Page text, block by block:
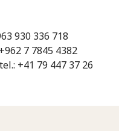
930 336 718
7 7845 4382
+41 79 447 37 26